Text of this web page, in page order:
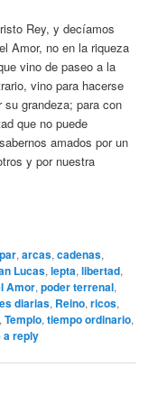
Rey, y decíamos
Amor, no en la riqueza
vino de paseo a la
vino para hacerse
grandeza; para con
que no puede
amados por un
y por nuestra
,arcas,cadenas,
Lucas,lepta,libertad,
Amor,poder terrenal,
diarias, Reino,ricos,
,Templo,tiempo ordinario,
a reply